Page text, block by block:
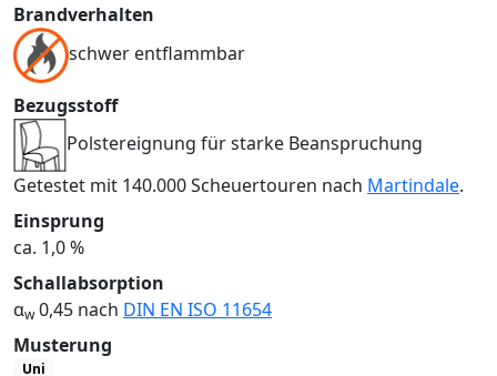
Brandverhalten
schwer entflammbar
Bezugsstoff
Polstereignung für starke Beanspruchung
Getestet mit 140.000 Scheuertouren nach Martindale.
Einsprung
ca. 1,0 %
Schallabsorption
αw0,45 nach DIN EN ISO 11654
Musterung
Uni